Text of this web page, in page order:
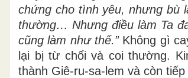
chứng cho tình yêu, nhưng bù
thường… Nhưng điều làm Ta
cũng làm như thế.”Không gì
lại bị từ chối và coi thường.
thành Giê-ru-sa-lem và còn